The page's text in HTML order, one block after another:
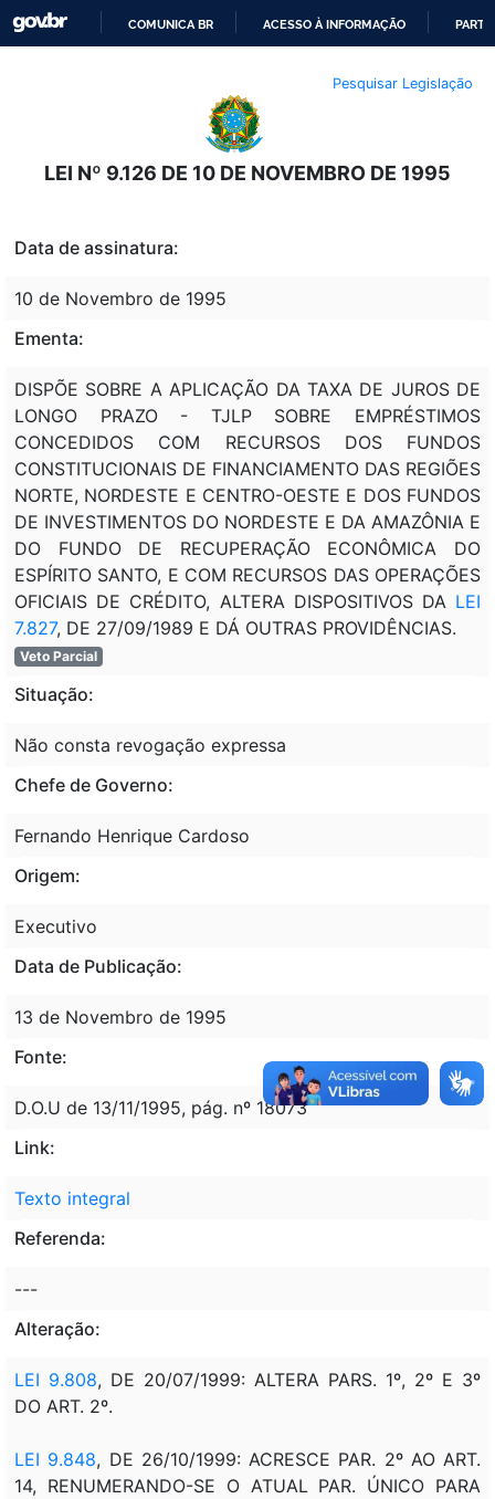
O
CONTEÚDO
COMUNICA BR ACESSO À INFORMAÇÃO
Pesquisar Legislação
LEI Nº 9.126 DE 10 DE NOVEMBRO DE 1995
Data de assinatura:
10 de Novembro de 1995
Ementa:
DISPÕE SOBRE A APLICAÇÃO DA TAXA DE JUROS DE
LONGO PRAZO - TJLP SOBRE EMPRÉSTIMOS
CONCEDIDOS COM RECURSOS DOS FUNDOS
CONSTITUCIONAIS DE FINANCIAMENTO DAS REGIÕES
NORTE, NORDESTE E CENTRO-OESTE E DOS FUNDOS
DE INVESTIMENTOS DO NORDESTE E DA AMAZÔNIA E
DO FUNDO DE RECUPERAÇÃO ECONÔMICA DO
ESPÍRITO SANTO, E COM RECURSOS DAS OPERAÇÕES
OFICIAIS DE CRÉDITO, ALTERA DISPOSITIVOS DA LEI
7.827, DE 27/09/1989 E DÁ OUTRAS PROVIDÊNCIAS.
Veto Parcial
Situação:
Não consta revogação expressa
Chefe de Governo:
Fernando Henrique Cardoso
Origem:
Executivo
Data de Publicação:
13 de Novembro de 1995
Fonte:
D.O.U de 13/11/1995, pág. nº 18073
Link:
Texto integral
Referenda:
---
Alteração:
LEI 9.808, DE 20/07/1999: ALTERA PARS. 1º, 2º E 3º
DO ART. 2º.
LEI 9.848, DE 26/10/1999: ACRESCE PAR. 2º AO ART.
14, RENUMERANDO-SE O ATUAL PAR. ÚNICO PARA